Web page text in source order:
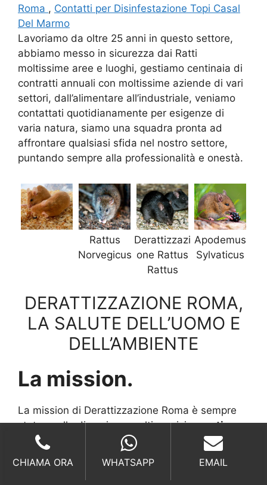
Roma , Contatti per Disinfestazione Topi Casal
Del Marmo
Lavoriamo da oltre 25 anni in questo settore,
abbiamo messo in sicurezza dai Ratti
moltissime aree e luoghi, gestiamo centinaia di
contratti annuali con moltissime aziende di vari
settori, dall’alimentare all’industriale, veniamo
contattati quotidianamente per esigenze di
varia natura, siamo una squadra pronta ad
affrontare qualsiasi sfida nel nostro settore,
puntando sempre alla professionalità e onestà.
Rattus
Norvegicus
Derattizzazi
one Rattus
Rattus
Apodemus
Sylvaticus
DERATTIZZAZIONE ROMA,
LA SALUTE DELL’UOMO E
DELL’AMBIENTE
La mission.
La mission di Derattizzazione Roma è sempre
stata quella di coniugare alti servizi acosti
ragionevoli
ed equilibrati, offrendo quindi al
miglior rapporto qualità prezzoe le
migliori condizioni trovabili sul mercato.
CHIAMA ORA WHATSAPP EMAIL